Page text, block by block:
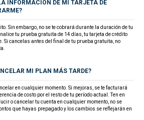
INFORMACIÓN DE MI TARJETA DE
Sin embargo, no se te cobrará durante la duración de tu
tu prueba gratuita de 14 días, tu tarjeta de crédito
Si cancelas antes del final de tu prueba gratuita, no
MI PLAN MÁS TARDE?
en cualquier momento. Si mejoras, se te facturará
de costo por el resto de tu período actual. Ten en
o cancelar tu cuenta en cualquier momento, no se
que hayas prepagado y los cambios se reflejarán en